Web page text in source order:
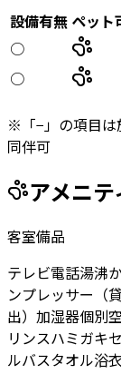
設備有無 ペット
○
○
※「−」の項目は
同伴可
アメニテ
客室備品
テレビ電話湯沸
ンプレッサー（貸
出） 加湿器個別
リンスハミガキ
ルバスタオル浴衣